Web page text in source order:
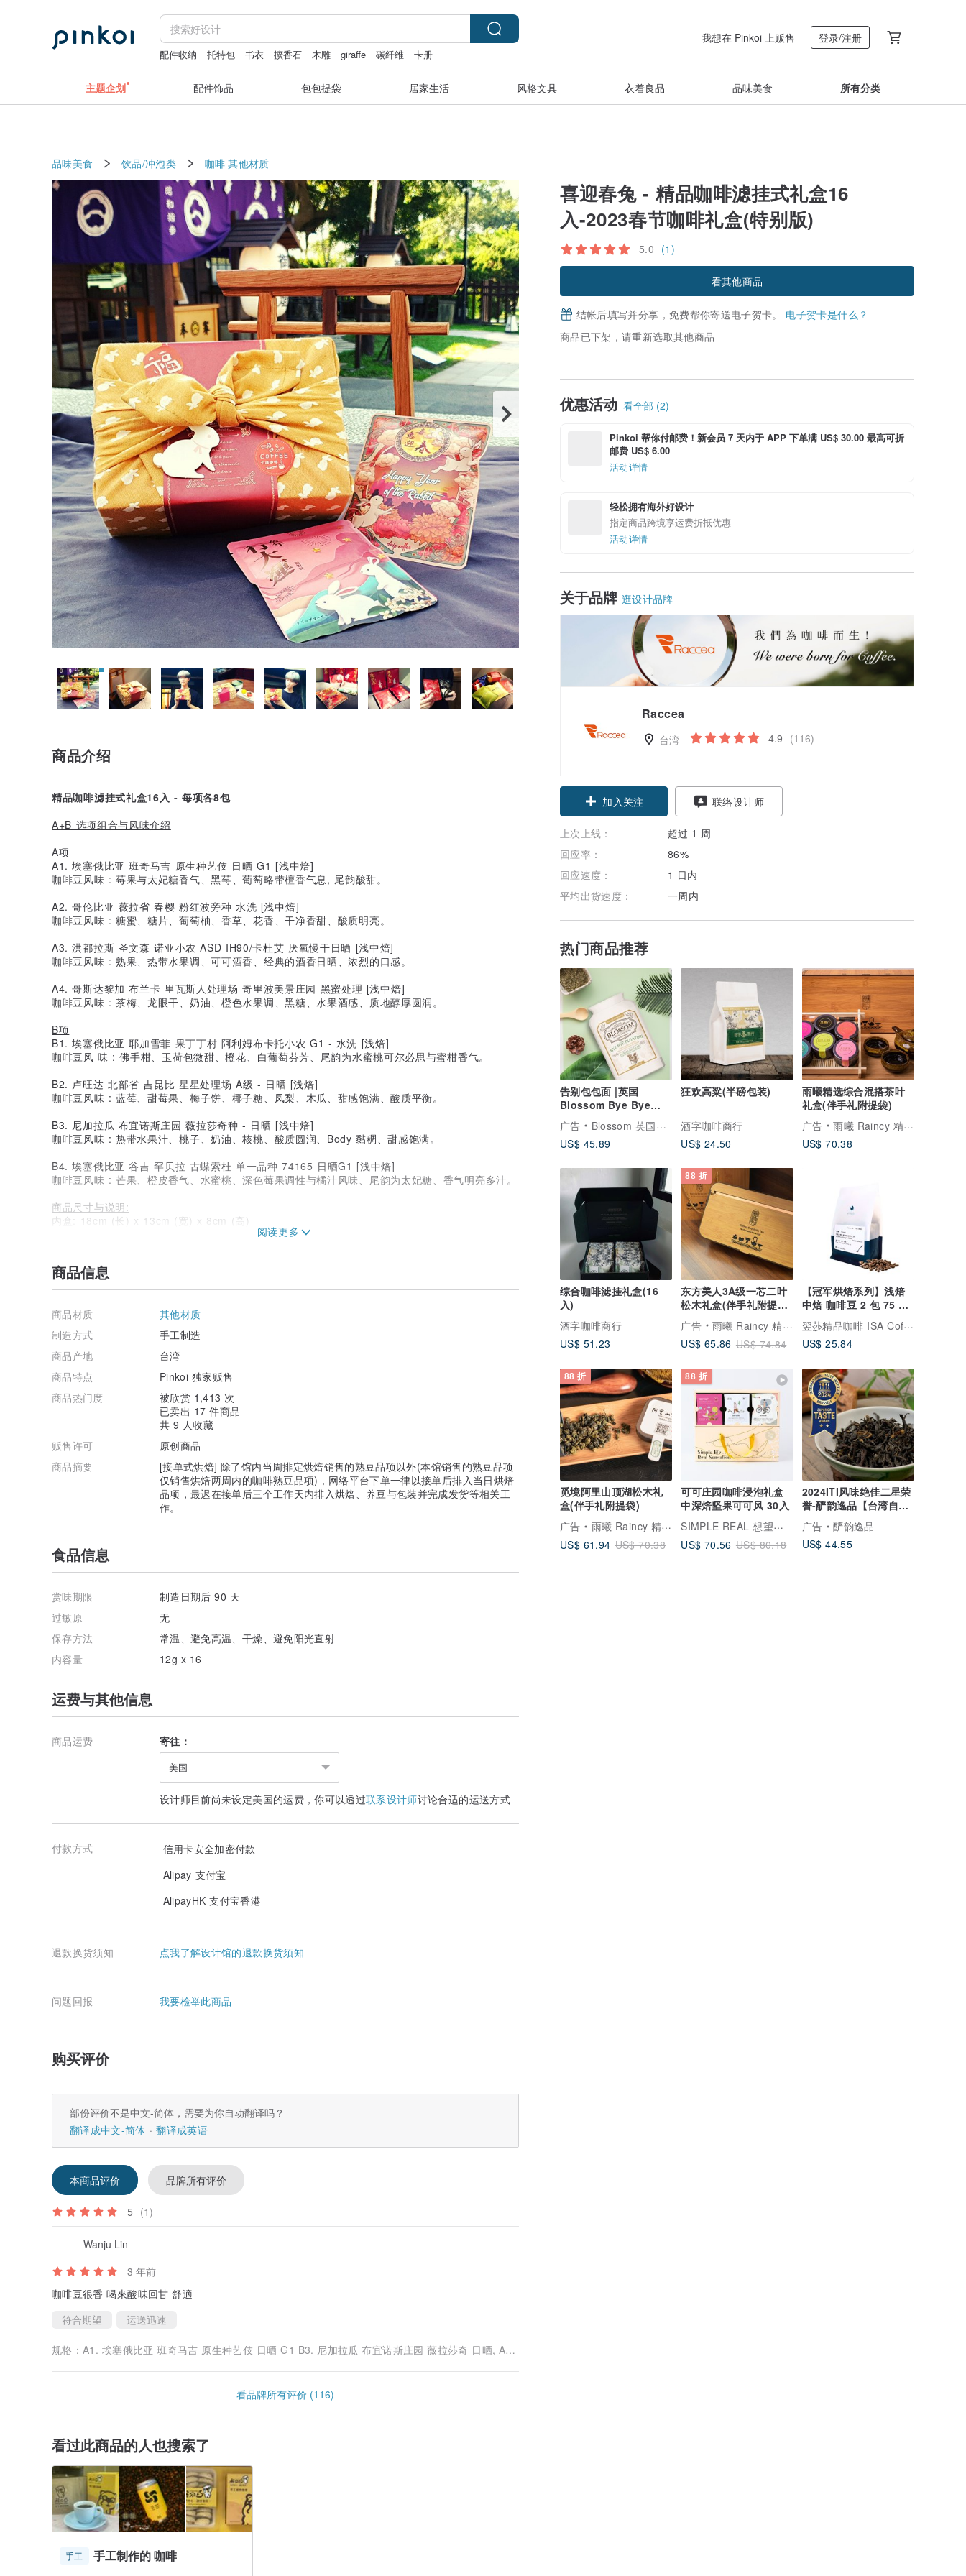
配件收纳 托特包 书衣 擴香石 木雕 giraffe 碳纤维 卡册
我想在 Pinkoi 上贩售 登录/注册
主题企划 配件饰品 包包提袋 居家生活 风格文具 衣着良品 品味美食 所有分类
品味美食 饮品/冲泡类 咖啡 其他材质
喜迎春兔 - 精品咖啡滤挂式礼盒16
入-2023春节咖啡礼盒(特别版)
5.0 (1)
看其他商品
结帐后填写并分享，免费帮你寄送电子贺卡。 电子贺卡是什么？
商品已下架，请重新选取其他商品
优惠活动 看全部 (2)
Pinkoi 帮你付邮费！新会员 7 天内于 APP 下单满 US$ 30.00 最高可折
邮费 US$ 6.00
活动详情
轻松拥有海外好设计
指定商品跨境享运费折抵优惠
活动详情
关于品牌 逛设计品牌
Raccea
台湾 4.9 (116)
加入关注 联络设计师
上次上线：
超过 1 周
回应率：
86%
回应速度：
1 日内
平均出货速度：
一周内
热门商品推荐
告别包包面 |英国
Blossom Bye Bye
Bloating 90粒
广告
Blossom 英国女士专用保健品
US$ 45.89
狂欢高粱(半磅包装)
酒字咖啡商行
US$ 24.50
雨曦精选综合混搭茶叶
礼盒(伴手礼附提袋)
广告
雨曦 Raincy 精品台湾茶
US$ 70.38
综合咖啡滤挂礼盒(16
入)
酒字咖啡商行
US$ 51.23
88 折
东方美人3A级一芯二叶
松木礼盒(伴手礼附提袋)
伴手礼
广告
雨曦 Raincy 精品台湾茶
US$ 65.86 US$ 74.84
【冠军烘焙系列】浅焙
中焙 咖啡豆 2 包 75 折
4 包 5 折 咖啡
翌莎精品咖啡 ISA Coffee & Co.
US$ 25.84
88 折
觅境阿里山顶湖松木礼
盒(伴手礼附提袋)
广告
雨曦 Raincy 精品台湾茶
US$ 61.94 US$ 70.38
88 折
可可庄园咖啡浸泡礼盒
中深焙坚果可可风 30入
SIMPLE REAL 想望咖啡
US$ 70.56 US$ 80.18
2024ITI风味绝佳二星荣
誉-酽韵逸品【台湾自然
农法∣桂花香乌龙】
广告
酽韵逸品
US$ 44.55
商品介绍
精品咖啡滤挂式礼盒16入 - 每项各8包
A+B 选项组合与风味介绍
A项
A1. 埃塞俄比亚 班奇马吉 原生种艺伎 日晒 G1 [浅中焙]
咖啡豆风味 : 莓果与太妃糖香气、黑莓、葡萄略带檀香气息, 尾韵酸甜。
A2. 哥伦比亚 薇拉省 春樱 粉红波旁种 水洗 [浅中焙]
咖啡豆风味 : 糖蜜、糖片、葡萄柚、香草、花香、干净香甜、酸质明亮。
A3. 洪都拉斯 圣文森 诺亚小农 ASD IH90/卡杜艾 厌氧慢干日晒 [浅中焙]
咖啡豆风味 : 熟果、热带水果调、可可酒香、经典的酒香日晒、浓烈的口感。
A4. 哥斯达黎加 布兰卡 里瓦斯人处理场 奇里波美景庄园 黑蜜处理 [浅中焙]
咖啡豆风味 : 茶梅、龙眼干、奶油、橙色水果调、黑糖、水果酒感、质地醇厚圆润。
B项
B1. 埃塞俄比亚 耶加雪菲 果丁丁村 阿利姆布卡托小农 G1 - 水洗 [浅焙]
咖啡豆风 味 : 佛手柑、玉荷包微甜、橙花、白葡萄芬芳、尾韵为水蜜桃可尔必思与蜜柑香气。
B2. 卢旺达 北部省 吉昆比 星星处理场 A级 - 日晒 [浅焙]
咖啡豆风味 : 蓝莓、甜莓果、梅子饼、椰子糖、凤梨、木瓜、甜感饱满、酸质平衡。
B3. 尼加拉瓜 布宜诺斯庄园 薇拉莎奇种 - 日晒 [浅中焙]
咖啡豆风味 : 热带水果汁、桃子、奶油、核桃、酸质圆润、Body 黏稠、甜感饱满。
B4. 埃塞俄比亚 谷吉 罕贝拉 古蝶索杜 单一品种 74165 日晒G1 [浅中焙]
咖啡豆风味 : 芒果、橙皮香气、水蜜桃、深色莓果调性与橘汁风味、尾韵为太妃糖、香气明亮多汁。
商品尺寸与说明:
内盒: 18cm (长) x 13cm (宽) x 8cm (高)
卡诺咖啡生活馆
RACCEA咖啡品牌实体店
快与慢，都是生活的一部分。
我们在寻找一个平衡点～
也许，恰恰是制作与品尝咖啡的时光。
咖啡理念:
我们将专业的，咖啡烘焙大众生活化，让咖啡不在局限在咖啡店所提供的型录中一般大众所熟悉的那
几款咖啡，我们期许新鲜、多样的咖啡能为您找到属于自己喜爱的咖啡风格。
唤起每一颗咖啡的风味
我们相信优质的咖啡只要经过适当的烘焙就能保留它的特色与风味，也坚信咖啡的风味来自于咖啡自
身的条件，所以我们仅采购优质的精品咖啡生豆，与找到最合适该款咖啡的最佳烘焙去展现最佳风
确认该咖啡品项的最佳表现与最佳焙度。
每一咖啡品项我们只设定一种最佳焙度，这是为了避免跟客户在焙度认知上的落差，同时确保客户购
买我们的咖啡豆后，对于购买回去的咖啡在风味上有任何疑虑，都可以直接跟我们讨论交流，我们很
乐意分享并当场以实际做冲泡后给客户确认。
极小量烘焙
有APP控制的烘豆机，烘豆师就是该烘豆机设计者Fred Feng，该烘豆机的每次最大烘豆量只有
300g，所以我们每一次接受客户的订购后，在烘焙后测试完风味后都只做半磅咖啡豆的销售包装。
除了馆内当周排定烘焙销售的熟豆品项以外(本馆销售的熟豆品项仅销售烘焙两周内的咖啡熟豆品
项)，网络平台下单一律以接单后排入当日烘焙品项，最迟在接单后三个工作天内排入烘焙、养豆与
商品信息
商品材质
其他材质
制造方式
手工制造
商品产地
台湾
商品特点
Pinkoi 独家贩售
商品热门度
被欣赏 1,413 次
已卖出 17 件商品
共 9 人收藏
贩售许可
原创商品
商品摘要
[接单式烘焙] 除了馆内当周排定烘焙销售的熟豆品项以外(本馆销售的熟豆品项
仅销售烘焙两周内的咖啡熟豆品项)，网络平台下单一律以接单后排入当日烘焙
品项，最迟在接单后三个工作天内排入烘焙、养豆与包装并完成发货等相关工
作。
食品信息
赏味期限
制造日期后 90 天
过敏原
无
保存方法
常温、避免高温、干燥、避免阳光直射
内容量
12g x 16
运费与其他信息
商品运费 寄往：
美国
设计师目前尚未设定美国的运费，你可以透过联系设计师讨论合适的运送方式
付款方式
信用卡安全加密付款
Alipay 支付宝
AlipayHK 支付宝香港
退款换货须知 点我了解设计馆的退款换货须知
问题回报 我要检举此商品
购买评价
部份评价不是中文-简体，需要为你自动翻译吗？
翻译成中文-简体
翻译成英语
本商品评价 品牌所有评价
5 (1)
Wanju Lin
3 年前
咖啡豆很香 喝來酸味回甘 舒適
符合期望
运送迅速
规格：A1. 埃塞俄比亚 班奇马吉 原生种艺伎 日晒 G1 B3. 尼加拉瓜 布宜诺斯庄园 薇拉莎奇 日晒, A2. 哥伦比亚 薇拉省 春樱 粉红波旁种 水洗 B1. 埃塞俄比亚 耶加雪菲 果丁丁村 阿利姆布卡托小农 水洗G1
看品牌所有评价 (116)
看过此商品的人也搜索了
手工 手工制作的 咖啡